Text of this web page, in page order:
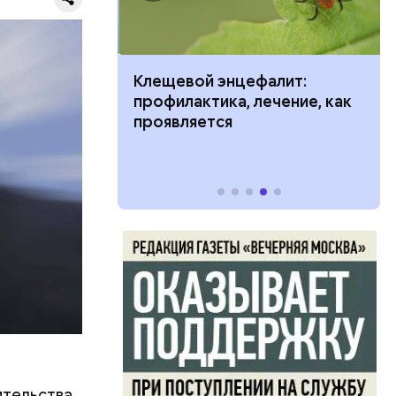
развитие
Клещевой энцефалит:
профилактика, лечение, как
проявляется